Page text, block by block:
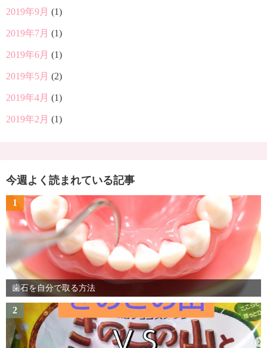
2019年9月 (1)
2019年7月 (1)
2019年6月 (1)
2019年5月 (2)
2019年4月 (1)
2019年2月 (1)
今週よく読まれている記事
1
歯石を自分で取る方法
2